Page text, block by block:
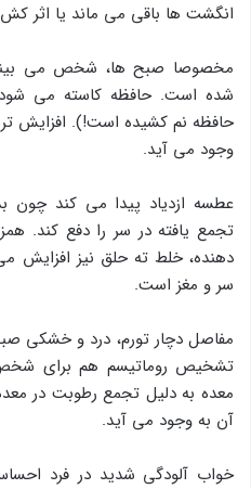
انگشت ها باقی می ماند یا اثر
مخصوصا صبح ها، شخص می
شده است. حافظه کاسته می
حافظه نم کشیده است!). افزایش
وجود می آید.
عطسه ازدیاد پیدا می کند چون
تجمع یافته در سر را دفع کند.
دهنده، خلط ته حلق نیز افزایش
سر و مغز است.
مفاصل دچار تورم، درد و خشکی
تشخیص روماتیسم هم برای
معده به دلیل تجمع رطوبت در
آن به وجود می آید.
خواب آلودگی شدید در فرد